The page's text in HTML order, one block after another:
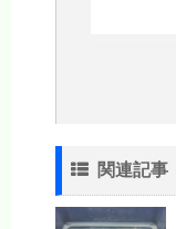
関連記事